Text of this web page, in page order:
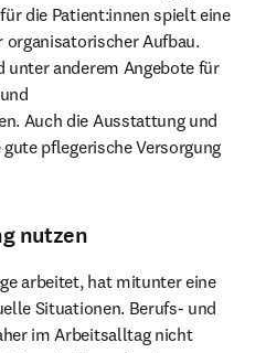
die Patient:innen spielt eine
organisatorischer Aufbau.
unter anderem Angebote für
Auch die Ausstattung und
pflegerische Versorgung
nutzen
arbeitet, hat mitunter eine
Situationen. Berufs- und
im Arbeitsalltag nicht